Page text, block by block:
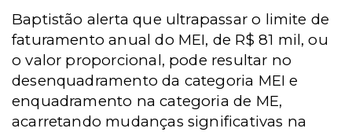
Baptistão alerta que ultrapassar o limite de
faturamento anual do MEI, de R$ 81 mil, ou
o valor proporcional, pode resultar no
desenquadramento da categoria MEI e
enquadramento na categoria de ME,
acarretando mudanças significativas na